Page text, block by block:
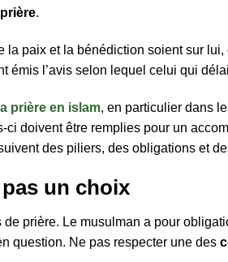
.
la paix et la bénédiction soient sur
émis l’avis selon lequel celui qui
la prière en islam, en particulier dans
doivent être remplies pour un
des piliers, des obligations et
pas un choix
prière. Le musulman a pour
question. Ne pas respecter une des